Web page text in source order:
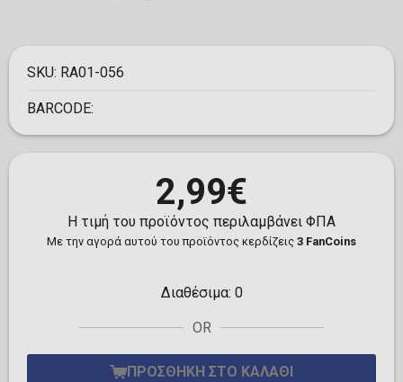
SKU: RA01-056
BARCODE:
2,99€
Η τιμή του προϊόντος περιλαμβάνει ΦΠΑ
Με την αγορά αυτού του προϊόντος κερδίζεις 3 FanCoins
Διαθέσιμα: 0
OR
ΠΡΟΣΘΉΚΗ ΣΤΟ ΚΑΛΆΘΙ